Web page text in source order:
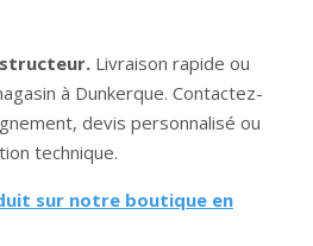
Livraison rapide ou
à Dunkerque. Contactez-
devis personnalisé ou
technique.
sur notre boutique en